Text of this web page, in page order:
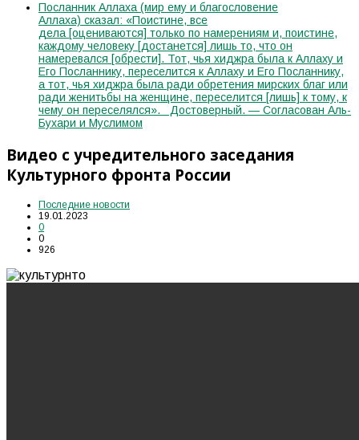
Посланник Аллаха (мир ему и благословение
Аллаха) сказал: «Поистине, все
дела [оцениваются] только по намерениям и, поистине,
каждому человеку [достанется] лишь то, что он
намеревался [обрести]. Тот, чья хиджра была к Аллаху и
Его Посланнику, переселится к Аллаху и Его Посланнику,
а тот, чья хиджра была ради обретения мирских благ или
ради женитьбы на женщине, переселится [лишь] к тому, к
чему он переселялся». Достоверный. — Согласован Аль-
Бухари и Муслимом
Видео с учредительного заседания
Культурного фронта России
Последние новости
19.01.2023
0
0
926